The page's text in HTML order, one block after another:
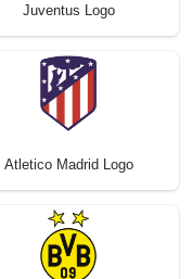
Juventus Logo
Atletico Madrid Logo